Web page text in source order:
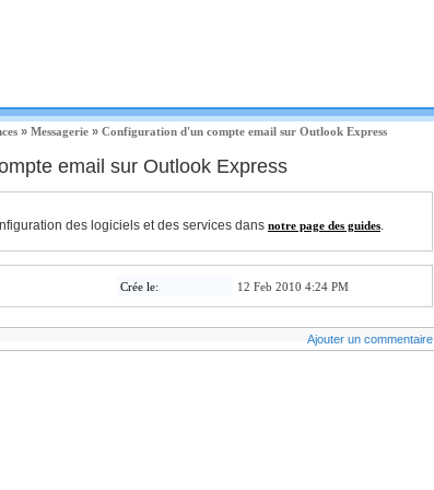
» Messagerie » Configuration d'un compte email sur Outlook Express
email sur Outlook Express
des logiciels et des services dans notre page des guides.
Crée le: 12 Feb 2010 4:24 PM
Ajouter un commentaire